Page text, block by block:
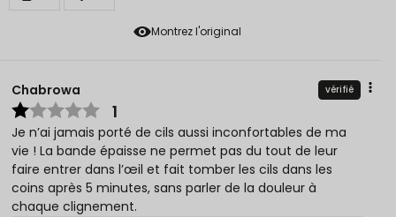
Montrez l'original
Chabrowa vérifié
1
Je n’ai jamais porté de cils aussi inconfortables de ma
vie ! La bande épaisse ne permet pas du tout de leur
faire entrer dans l’œil et fait tomber les cils dans les
coins après 5 minutes, sans parler de la douleur à
chaque clignement.